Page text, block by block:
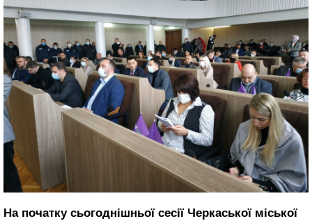
На початку сьогоднішньої сесії Черкаської міської